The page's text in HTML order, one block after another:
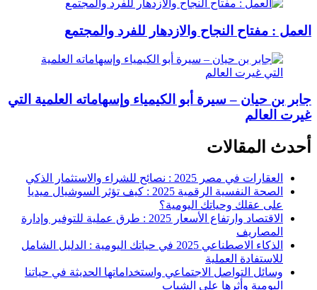
العمل : مفتاح النجاح والازدهار للفرد والمجتمع
جابر بن حيان – سيرة أبو الكيمياء وإسهاماته العلمية التي
غيرت العالم
أحدث المقالات
العقارات في مصر 2025 : نصائح للشراء والاستثمار الذكي
الصحة النفسية الرقمية 2025 : كيف تؤثر السوشيال ميديا
على عقلك وحياتك اليومية؟
الاقتصاد وارتفاع الأسعار 2025 : طرق عملية للتوفير وإدارة
المصاريف
الذكاء الاصطناعي 2025 في حياتك اليومية : الدليل الشامل
للاستفادة العملية
وسائل التواصل الاجتماعي واستخداماتها الحديثة في حياتنا
اليومية وأثرها على الشباب